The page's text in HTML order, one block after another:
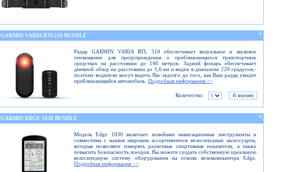
GARMIN VARIA RTL510 BUNDLE
Радар GARMIN VARIA RTL 510 обеспечивает визуальное и звуковое
оповещение для предупреждения о приближающихся транспортных
средствах на расстоянии до 140 метров. Задний фонарь обеспечивает
дневной обзор на расстоянии до 1,6 км и виден в диапазоне 220 градусов,-
поэтому водители могут видеть Вас задолго до того, как Ваш радар увидит
приближающийся автомобиль. Подробная информация >>
Количество:
GARMIN EDGE 1030 BUNDLE
Модель Edge 1030 включает новейшие навигационные инструменты и
совместима с нашим широким ассортиментом велосипедных аксессуаров,
которые позволяют измерять различные спортивные показатели, а также
повысить безопасность поездок. Вы можете создать собственную идеальную
велосипедную систему оборудования на основе велокомпьютера Edge.
Подробная информация >>